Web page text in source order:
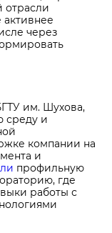
отрасли
через
им. Шухова,
среду и
компании на
и
профильную
где
работы с